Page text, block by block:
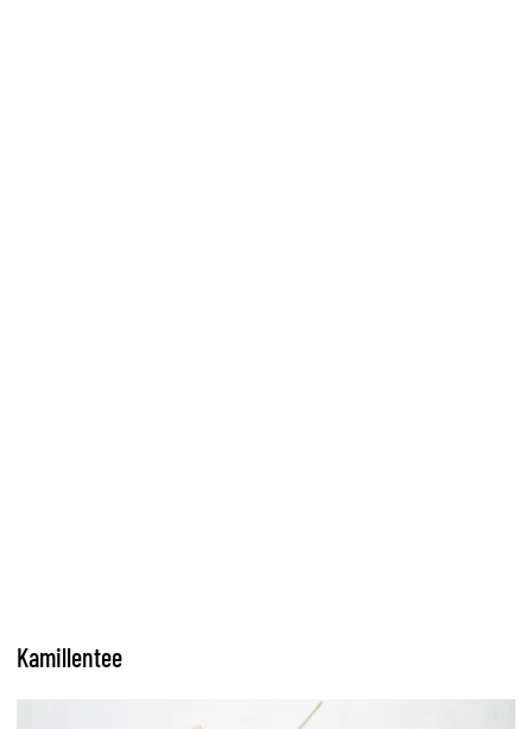
Kamillentee